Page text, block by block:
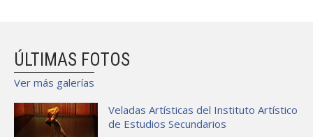
ÚLTIMAS FOTOS
Ver más galerías
Veladas Artísticas del Instituto Artístico
de Estudios Secundarios